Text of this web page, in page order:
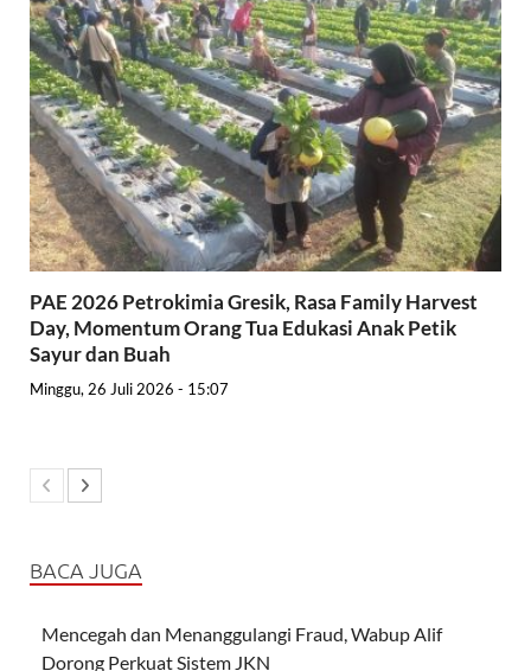
PAE 2026 Petrokimia Gresik, Rasa Family Harvest
Day, Momentum Orang Tua Edukasi Anak Petik
Sayur dan Buah
Minggu, 26 Juli 2026 - 15:07
BACA JUGA
Mencegah dan Menanggulangi Fraud, Wabup Alif
Dorong Perkuat Sistem JKN